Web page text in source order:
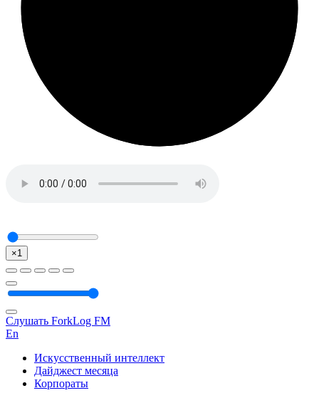
×1
Слушать ForkLog FM
En
Искусственный интеллект
Дайджест месяца
Корпораты